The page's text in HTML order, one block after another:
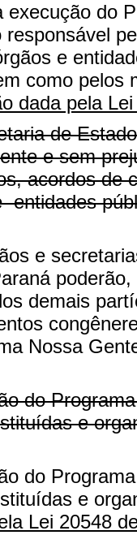
execução do
e
como
dada pela
de
e sem
acordos de
entidades
e
demais
Nossa
do
e
do
e
Lei 20548